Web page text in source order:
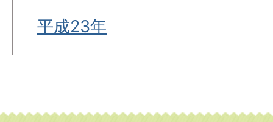
平成23年